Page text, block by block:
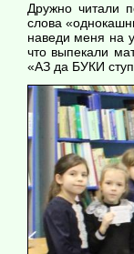
Дружно читали
слова
наведи меня на
что выпекали
«АЗ да БУКИ